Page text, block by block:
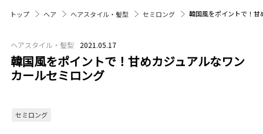
トップ ヘア ヘアスタイル・髪型 セミロング 韓国風をポイントで！甘
ヘアスタイル・髪型 2021.05.17
韓国風をポイントで！甘めカジュアルなワン
カールセミロング
セミロング